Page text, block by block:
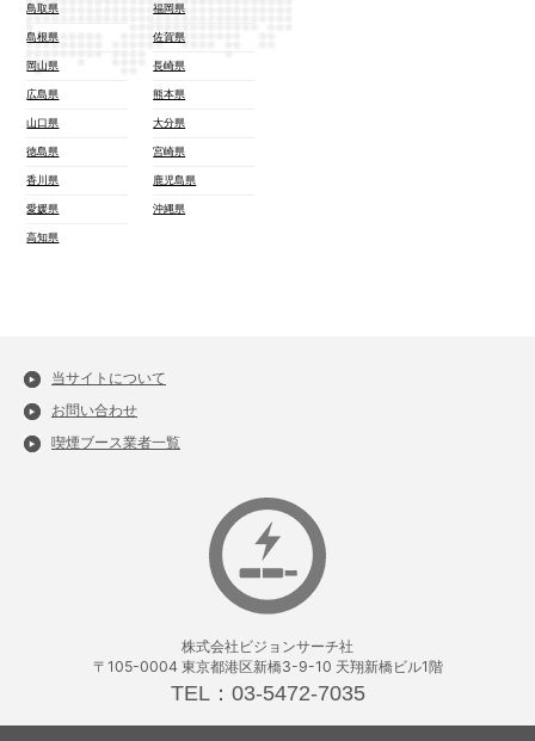
鳥取県
島根県
岡山県
広島県
山口県
徳島県
香川県
愛媛県
高知県
福岡県
佐賀県
長崎県
熊本県
大分県
宮崎県
鹿児島県
沖縄県
当サイトについて
お問い合わせ
喫煙ブース業者一覧
株式会社ビジョンサーチ社
〒105-0004 東京都港区新橋3-9-10 天翔新橋ビル1階
TEL：03-5472-7035